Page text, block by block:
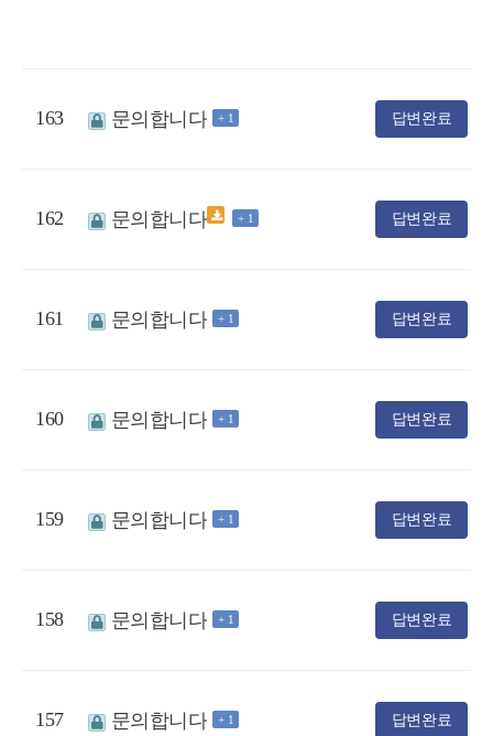
163 문의합니다 + 1 답변완료
162 문의합니다 + 1 답변완료
161 문의합니다 + 1 답변완료
160 문의합니다 + 1 답변완료
159 문의합니다 + 1 답변완료
158 문의합니다 + 1 답변완료
157 문의합니다 + 1 답변완료